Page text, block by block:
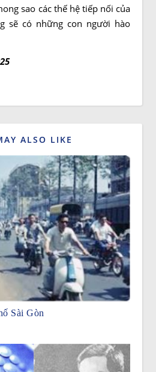
sao các thế hệ tiếp nối của
sẽ có những con người hào
ALSO LIKE
Sài Gòn